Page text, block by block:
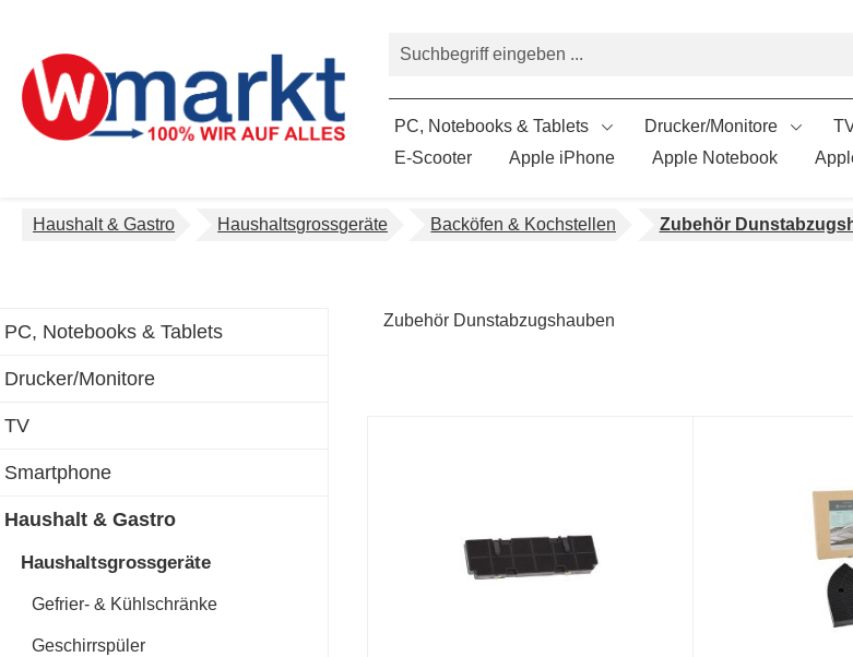
PC, Notebooks & Tablets Drucker/Monitore
E-Scooter
Apple iPhone Apple Notebook
Haushalt & Gastro Haushaltsgrossgeräte Backöfen & Kochstellen Zubehör
PC, Notebooks & Tablets
Drucker/Monitore
TV
Smartphone
Haushalt & Gastro
Haushaltsgrossgeräte
Gefrier- & Kühlschränke
Geschirrspüler
Zubehör Dunstabzugshauben